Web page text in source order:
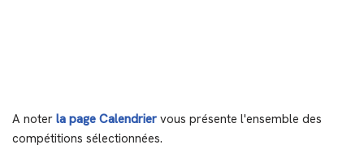
A noter la page Calendrier vous présente l'ensemble des
compétitions sélectionnées.